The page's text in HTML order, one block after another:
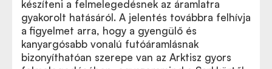
készíteni a felmelegedésnek az áramlatra
gyakorolt hatásáról. A jelentés továbbra felhívja
a figyelmet arra, hogy a gyengülő és
kanyargósabb vonalú futóáramlásnak
bizonyíthatóan szerepe van az Arktisz gyors